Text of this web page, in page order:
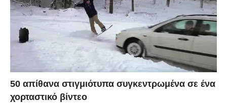
50 απίθανα στιγμιότυπα συγκεντρωμένα σε ένα
χορταστικό βίντεο